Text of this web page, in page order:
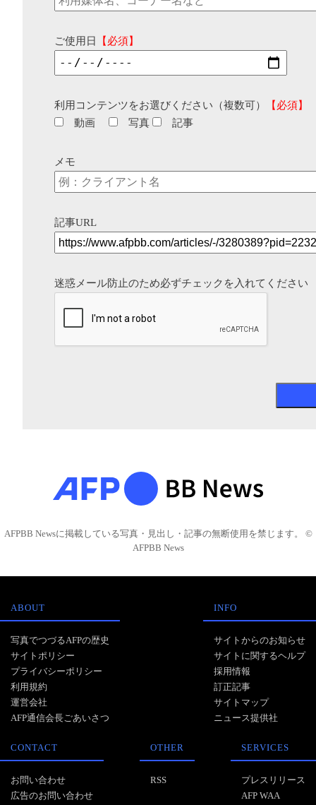
ご使用日 【必須】
利用コンテンツをお選びください（複数可）
【必須】
動画
写真 記事
メモ
記事URL
迷惑メール防止のため必ずチェックを入れてください
AFPBB Newsに掲載している写真・見出し・記事の無断使用を禁じます。 ©
AFPBB News
ABOUT
写真でつづるAFPの歴史
サイトポリシー
プライバシーポリシー
利用規約
運営会社
AFP通信会長ごあいさつ
INFO
サイトからのお知らせ
サイトに関するヘルプ
採用情報
訂正記事
サイトマップ
ニュース提供社
CONTACT
お問い合わせ
広告のお問い合わせ
OTHER
RSS
SERVICES
プレスリリース
AFP WAA